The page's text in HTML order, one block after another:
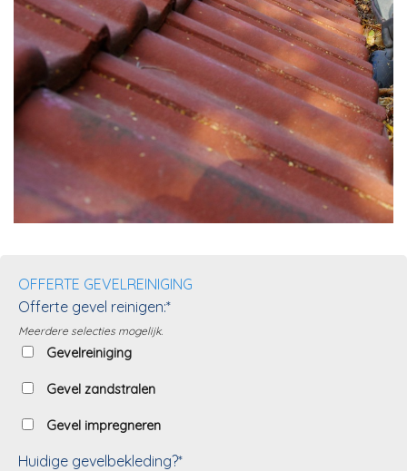
OFFERTE GEVELREINIGING
Offerte gevel reinigen:*
Meerdere selecties mogelijk.
Gevelreiniging
Gevel zandstralen
Gevel impregneren
Huidige gevelbekleding?*